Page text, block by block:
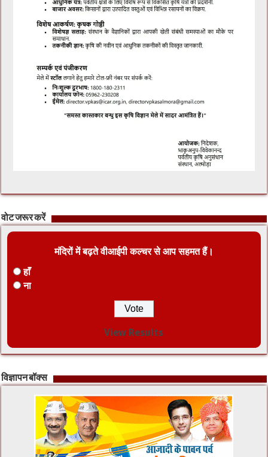
वोट जरूर करें
मंदिरों में बढ़ते वीआईपी कल्चर से आप सहमत हैं।
हाँ
ना
View Results
विज्ञापन बॉक्स